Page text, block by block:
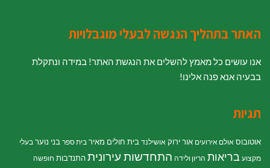
האתר בתהליך הנגשה לבעלי מוגבלויות
אנו עושים כל מאמץ להשלים את הנגשת האתר! במידה ונתקלת
בבעיה אנא פנה אלינו!
תגיות
אוטובוס אולם אירועים אור ירוק אושילנד בית חולים מאיר בית ספר בני נוער בעלי
מקצוע בריאות הריון ולידה התחדשות עירוניתהתנדבות חופשה